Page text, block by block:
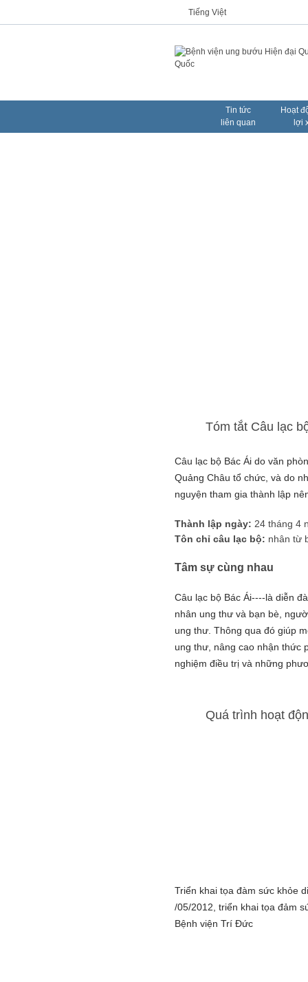
Tiếng Việt
Tin tức
liên quan
Hoạt
lợi
Tóm tắt Câu lạc
Câu lạc bộ Bác Ái do văn
Quảng Châu tổ chức, và do
nguyện tham gia thành lập
Thành lập ngày: 24 tháng 4
Tôn chỉ câu lạc bộ: nhân từ
Tâm sự cùng nhau
Câu lạc bộ Bác Ái----là diễn
nhân ung thư và bạn bè,
ung thư. Thông qua đó giúp
ung thư, nâng cao nhận thức
nghiệm điều trị và những
Quá trình hoạt
Triển khai tọa đàm sức khỏe
/05/2012, triển khai tọa đảm
Bệnh viện Trí Đức